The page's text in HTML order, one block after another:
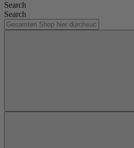
Search
Search